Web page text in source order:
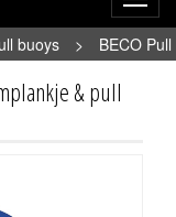
buoys >
BECO Pull
| blauw
& pull